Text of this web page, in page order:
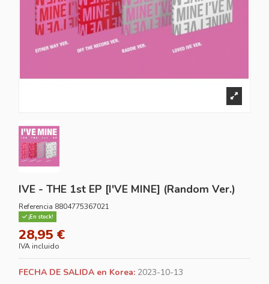
IVE - THE 1st EP [I'VE MINE] (Random Ver.)
Referencia 8804775367021
¡En stock!
28,95 €
IVA incluido
FECHA DE SALIDA en Korea: 2023-10-13